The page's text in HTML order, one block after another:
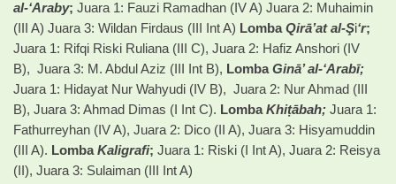
al-‘Araby; Juara 1: Fauzi Ramadhan (IV A) Juara 2: Muhaimin
(III A) Juara 3: Wildan Firdaus (III Int A) LombaQirā’at al-Şi‘r;
Juara 1: Rifqi Riski Ruliana (III C), Juara 2: Hafiz Anshori (IV
B), Juara 3: M. Abdul Aziz (III Int B), LombaGinā’ al-‘Arabī;
Juara 1: Hidayat Nur Wahyudi (IV B), Juara 2: Nur Ahmad (III
B), Juara 3: Ahmad Dimas (I Int C). LombaKhiṭābah; Juara 1:
Fathurreyhan (IV A), Juara 2: Dico (II A), Juara 3: Hisyamuddin
(III A). LombaKaligrafi; Juara 1: Riski (I Int A), Juara 2: Reisya
(II), Juara 3: Sulaiman (III Int A)